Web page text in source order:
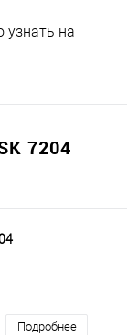
на
7204
Подробнее